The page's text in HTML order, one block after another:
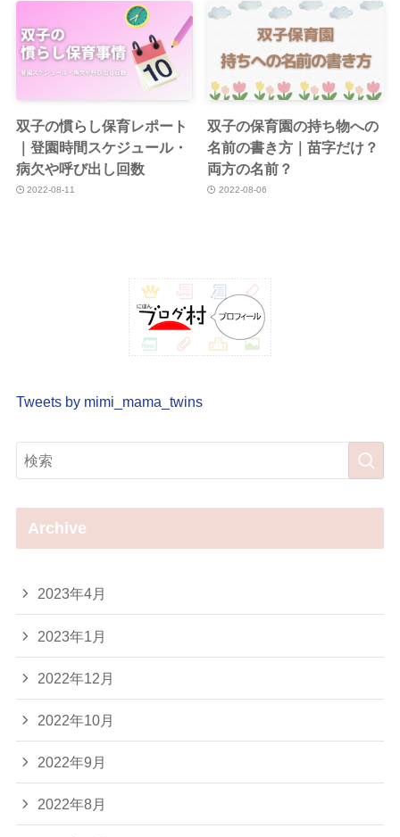
双子の慣らし保育レポート
｜登園時間スケジュール・
病欠や呼び出し回数
2022-08-11
双子の保育園の持ち物への
名前の書き方｜苗字だけ？
両方の名前？
2022-08-06
Tweets by mimi_mama_twins
Archive
2023年4月
2023年1月
2022年12月
2022年10月
2022年9月
2022年8月